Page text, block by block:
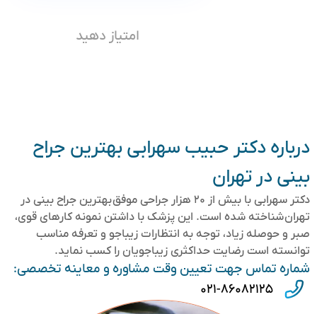
امتیاز دهید
درباره دکتر حبیب سهرابی بهترین جراح
بینی در تهران
دکتر سهرابی با بیش از ۲۰ هزار جراحی موفق بهترین جراح بینی در
تهران شناخته شده است. این پزشک با داشتن نمونه کارهای قوی،
صبر و حوصله زیاد، توجه به انتظارات زیباجو و تعرفه مناسب
توانسته است رضایت حداکثری زیباجویان را کسب نماید.
شماره تماس جهت تعیین وقت مشاوره و معاینه تخصصی:
۰۲۱-۸۶۰۸۲۱۲۵